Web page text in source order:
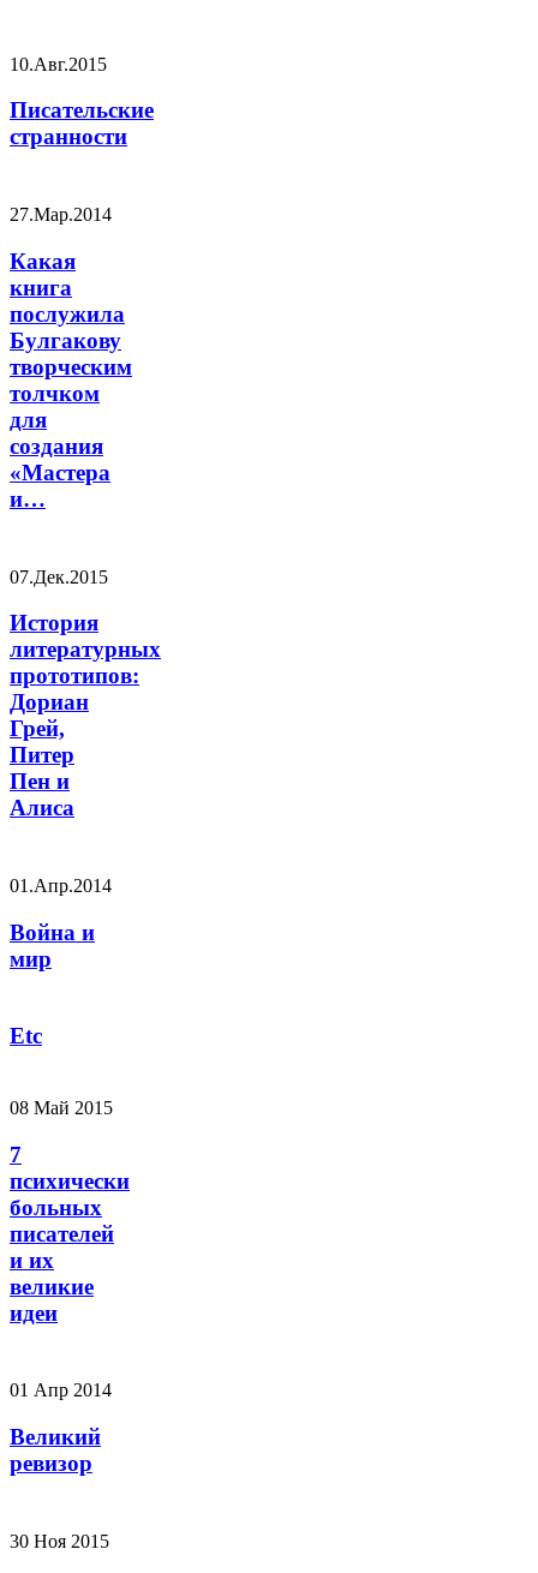
10.Авг.2015
Писательские
странности
27.Мар.2014
Какая
книга
послужила
Булгакову
творческим
толчком
для
создания
«Мастера
и…
07.Дек.2015
История
литературных
прототипов:
Дориан
Грей,
Питер
Пен и
Алиса
01.Апр.2014
Война и
мир
Etc
08 Май 2015
7
психически
больных
писателей
и их
великие
идеи
01 Апр 2014
Великий
ревизор
30 Ноя 2015